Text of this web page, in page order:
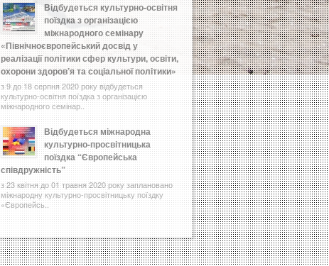
Відбудеться культурно-освітня
поїздка з організацією
міжнародного семінару
«Північноєвропейський досвід у
реалізації політики сфер культури, освіти,
охорони здоров’я та соціальної політики»
з 9 до 18 серпня 2020 року відбудеться
культурно-освітня поїздка з організацією
міжнародного семінар..
Відбудеться міжнародна
культурно-просвітницька
поїздка “Європейська
співдружність”
з 23 квітня до 01 травня 2020 року заплановано
міжнародну культурно-просвітницьку поїздку
«Європейсь..